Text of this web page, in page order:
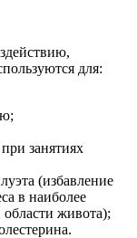
для:
занятиях
(избавление
в наиболее
живота);